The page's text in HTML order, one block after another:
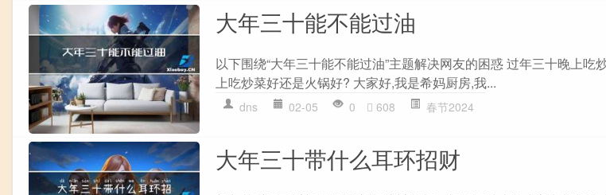
大年三十能不能过油
以下围绕“大年三十能不能过油”主题解决网友的困惑 过年三十晚上吃
上吃炒菜好还是火锅好? 大家好,我是希妈厨房,我...
dns 02-05 0 608 春节2024
大年三十带什么耳环招财